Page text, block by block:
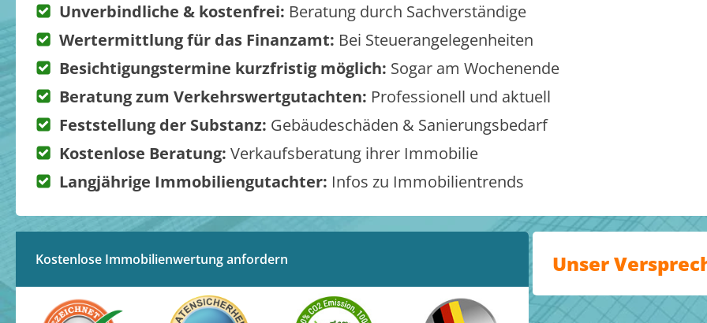
Unverbindliche & kostenfrei: Beratung durch Sachverständige
Wertermittlung für das Finanzamt: Bei Steuerangelegenheiten
Besichtigungstermine kurzfristig möglich: Sogar am Wochenende
Beratung zum Verkehrswertgutachten: Professionell und aktuell
Feststellung der Substanz: Gebäudeschäden & Sanierungsbedarf
Kostenlose Beratung: Verkaufsberatung ihrer Immobilie
Langjährige Immobiliengutachter: Infos zu Immobilientrends
Kostenlose Immobilienwertung anfordern Unser